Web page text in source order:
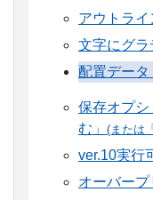
アウトライ
文字にグ
配置デー
保存オプ
む」 (または
ver.10実行
オーバー